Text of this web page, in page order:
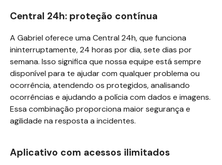
Central 24h: proteção contínua
A Gabriel oferece uma Central 24h, que funciona
ininterruptamente, 24 horas por dia, sete dias por
semana. Isso significa que nossa equipe está sempre
disponível para te ajudar com qualquer problema ou
ocorrência, atendendo os protegidos, analisando
ocorrências e ajudando a polícia com dados e imagens.
Essa combinação proporciona maior segurança e
agilidade na resposta a incidentes.
Aplicativo com acessos ilimitados